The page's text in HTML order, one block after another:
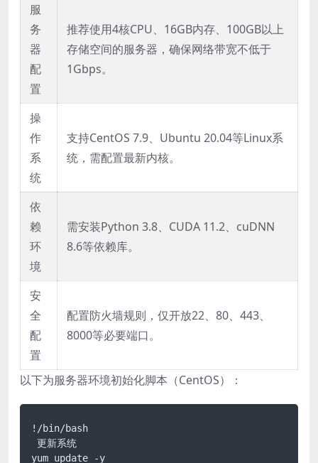
服
务
器
配
置
推荐使用4核CPU、16GB内存、100GB以上
存储空间的服务器，确保网络带宽不低于
1Gbps。
操
作
系
统
支持CentOS 7.9、Ubuntu 20.04等Linux系
统，需配置最新内核。
依
赖
环
境
需安装Python 3.8、CUDA 11.2、cuDNN
8.6等依赖库。
安
全
配
置
配置防火墙规则，仅开放22、80、443、
8000等必要端口。
以下为服务器环境初始化脚本（CentOS）：
!/bin/bash
更新系统
yum update -y